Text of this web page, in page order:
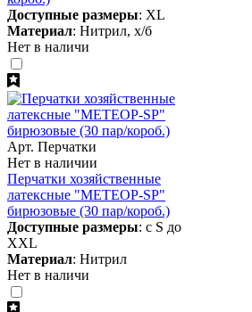
Доступные размеры: XL
Материал: Нитрил, х/б
Нет в наличи
Арт. Перчатки
Нет в наличии
Перчатки хозяйственные
латексные "МЕТЕОР-SP"
бирюзовые (30 пар/короб.)
Доступные размеры: с S до
XXL
Материал: Нитрил
Нет в наличи